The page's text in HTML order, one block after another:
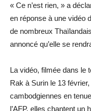
« Ce n’est rien, » a
en réponse à une vidéo
de nombreux
annoncé qu’elle se
La vidéo, filmée dans le
Rak à Surin le 13
cambodgiennes en
l’AFP, elles chantent un